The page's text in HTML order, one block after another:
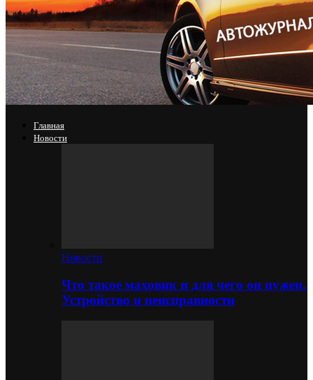
Главная
Новости
Новости
Что такое маховик и для чего он нужен.
Устройство и неисправности